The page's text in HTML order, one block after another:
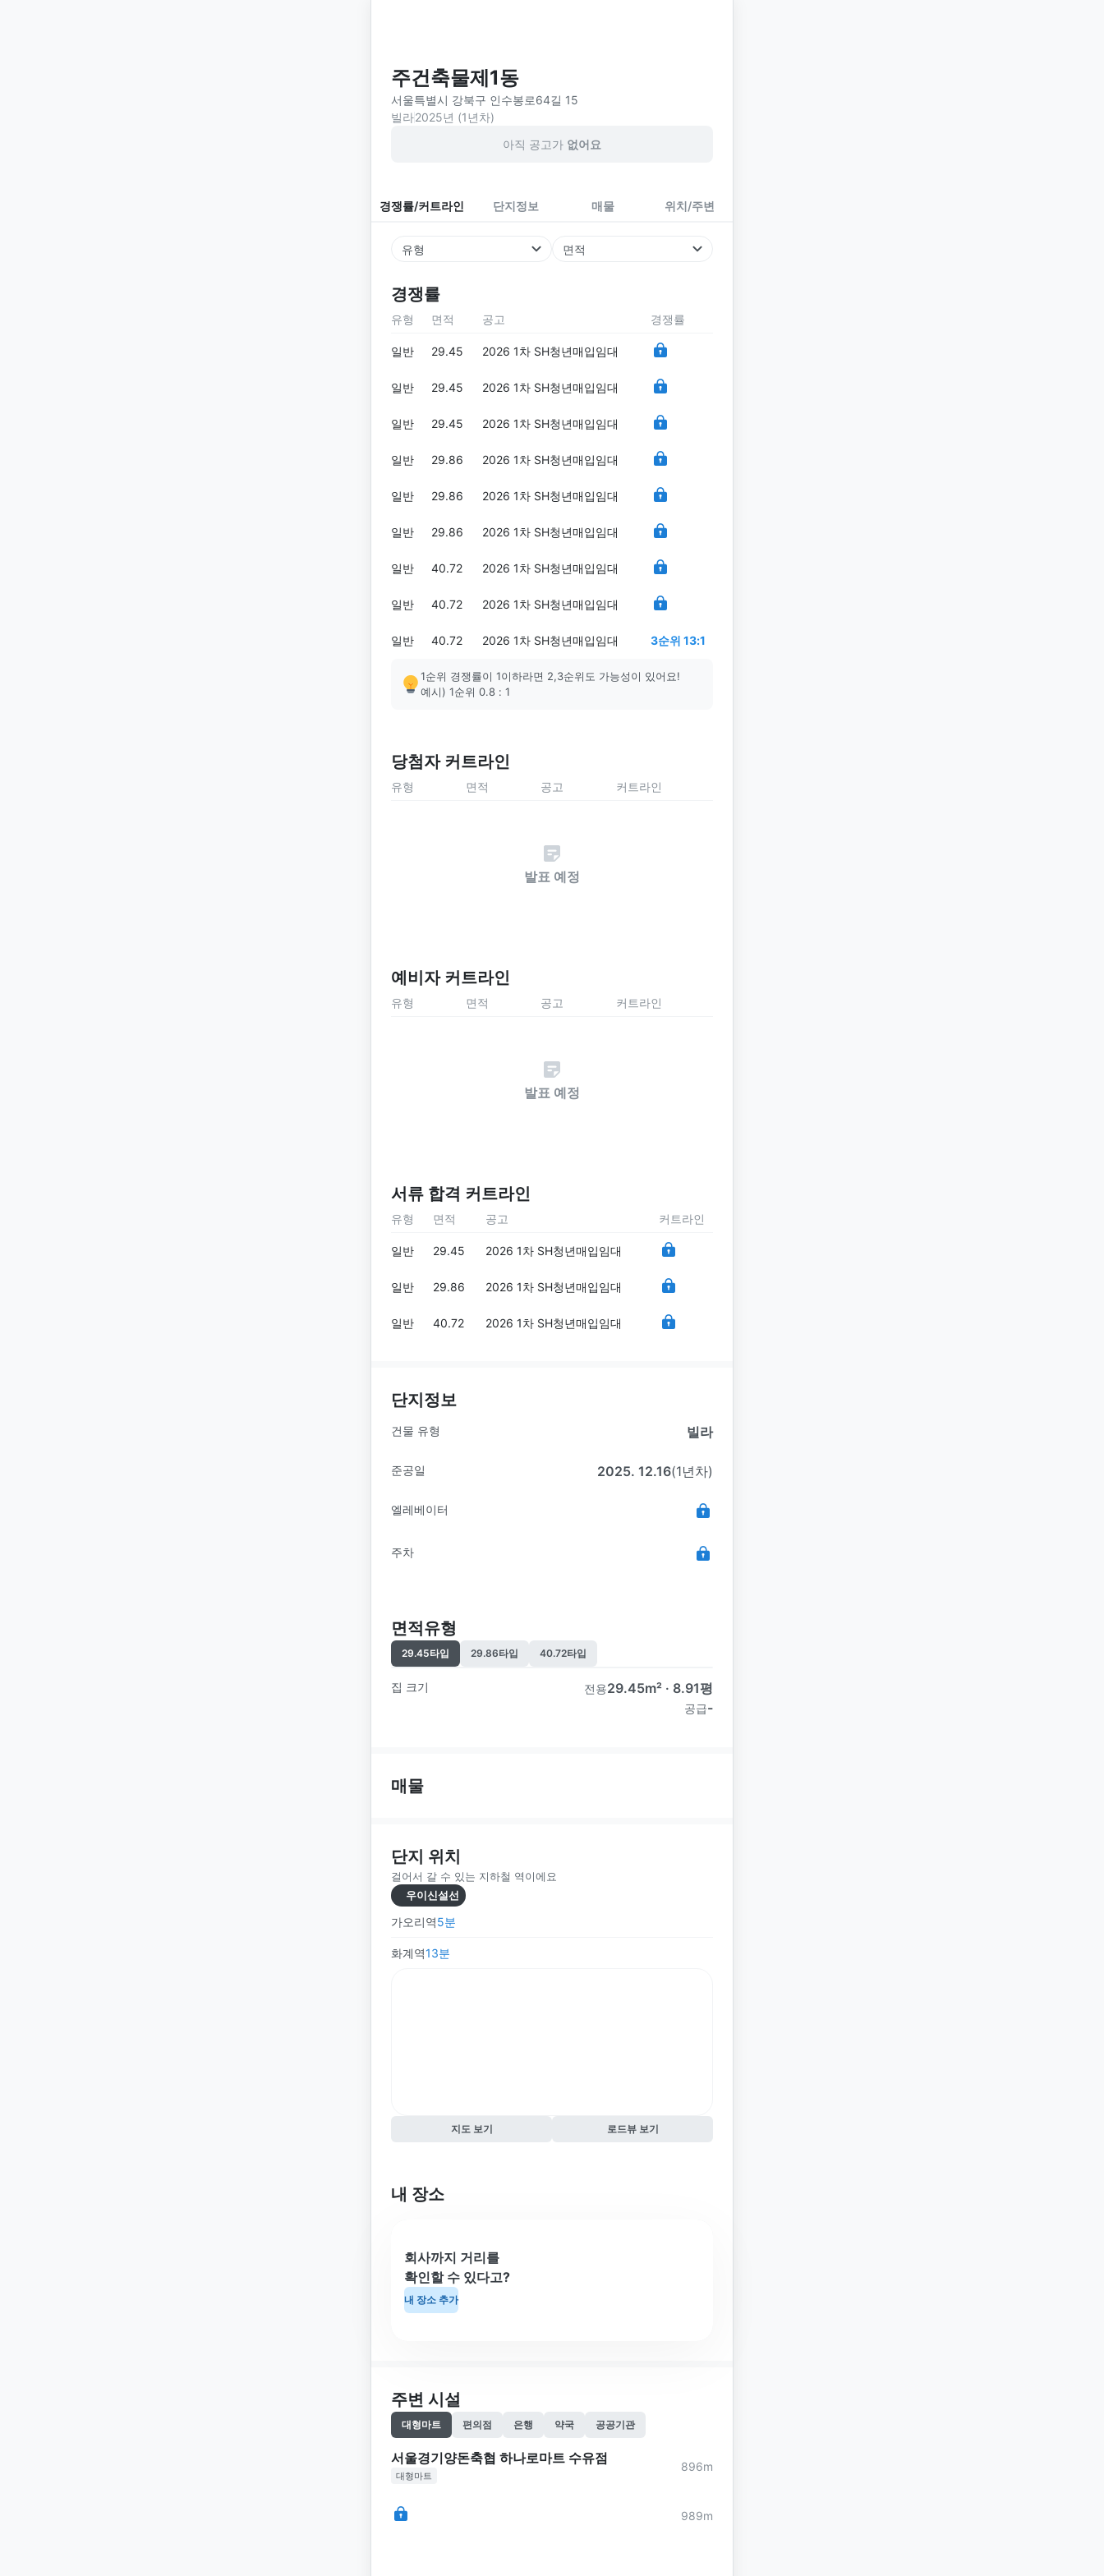
주건축물제1동
서울특별시 강북구 인수봉로64길 15
빌라2025년 (1년차)
아직 공고가 없어요
경쟁률/커트라인 단지정보 매물 위치/주변
유형 면적
경쟁률
유형 면적 공고 경쟁률
일반 29.45 2026 1차 SH청년매입임대
일반 29.45 2026 1차 SH청년매입임대
일반 29.45 2026 1차 SH청년매입임대
일반 29.86 2026 1차 SH청년매입임대
일반 29.86 2026 1차 SH청년매입임대
일반 29.86 2026 1차 SH청년매입임대
일반 40.72 2026 1차 SH청년매입임대
일반 40.72 2026 1차 SH청년매입임대
일반 40.72 2026 1차 SH청년매입임대 3순위 13:1
1순위 경쟁률이 1이하라면 2,3순위도 가능성이 있어요!
예시) 1순위 0.8 : 1
당첨자 커트라인
유형 면적 공고 커트라인
발표 예정
예비자 커트라인
유형 면적 공고 커트라인
발표 예정
서류 합격 커트라인
유형 면적 공고 커트라인
일반 29.45 2026 1차 SH청년매입임대
일반 29.86 2026 1차 SH청년매입임대
일반 40.72 2026 1차 SH청년매입임대
단지정보
건물 유형 빌라
준공일 2025. 12.16(1년차)
엘레베이터
주차
면적유형
29.45타입 29.86타입 40.72타입
집 크기 전용29.45m² · 8.91평
공급-
매물
단지 위치
걸어서 갈 수 있는 지하철 역이에요
우이신설선
가오리역5분
화계역13분
지도 보기 로드뷰 보기
내 장소
회사까지 거리를
확인할 수 있다고?
내 장소 추가
주변 시설
대형마트 편의점 은행 약국 공공기관
서울경기양돈축협 하나로마트 수유점
대형마트
896m
989m